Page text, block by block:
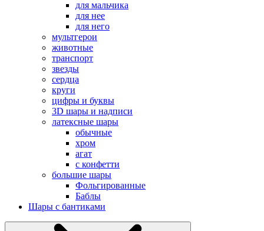
для мальчика
для нее
для него
мультгерои
животные
транспорт
звезды
сердца
круги
цифры и буквы
3D шары и надписи
латексные шары
обычные
хром
агат
с конфетти
большие шары
Фольгированные
Баблы
Шары с бантиками